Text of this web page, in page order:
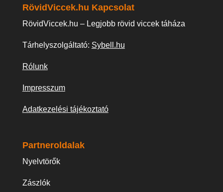
RövidViccek.hu Kapcsolat
RövidViccek.hu – Legjobb rövid viccek táháza
Tárhelyszolgáltató: Sybell.hu
Rólunk
Impresszum
Adatkezelési tájékoztató
Partneroldalak
Nyelvtörők
Zászlók